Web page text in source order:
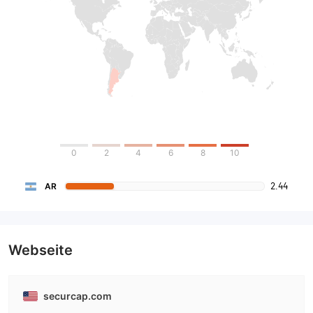
0 2 4 6 8 10
AR 2.44
Webseite
securcap.com